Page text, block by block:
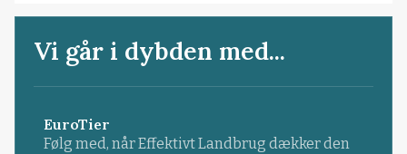
Vi går i dybden med...
EuroTier
Følg med, når Effektivt Landbrug dækker den